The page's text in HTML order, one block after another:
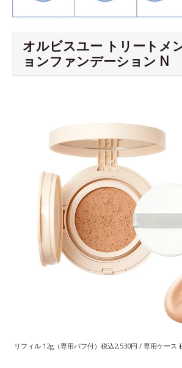
オルビスユー トリートメ
ョンファンデーション N
リフィル 12g（専用パフ付）税込2,530円 / 専用ケース